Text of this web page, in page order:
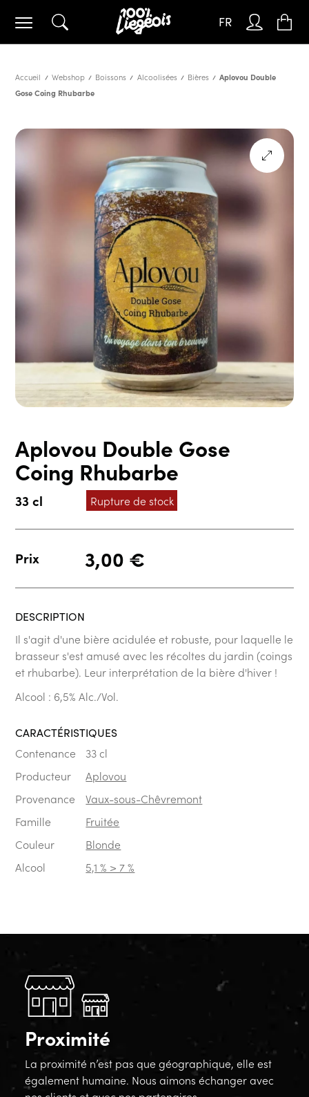
FR
Accueil Webshop Boissons Alcoolisées Bières
Aplovou Double
Gose Coing Rhubarbe
Aplovou Double Gose
Coing Rhubarbe
33 cl Rupture de stock
Prix 3,00 €
DESCRIPTION
Il s'agit d'une bière acidulée et robuste, pour laquelle le
brasseur s'est amusé avec les récoltes du jardin (coings
et rhubarbe). Leur interprétation de la bière d'hiver !
Alcool : 6,5% Alc./Vol.
CARACTÉRISTIQUES
Contenance
33 cl
Producteur
Aplovou
Provenance
Vaux-sous-Chêvremont
Famille
Fruitée
Couleur
Blonde
Alcool
5,1 % > 7 %
Proximité
La proximité n’est pas que géographique, elle est
également humaine. Nous aimons échanger avec